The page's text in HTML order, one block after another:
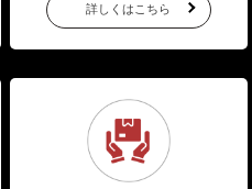
詳しくはこちら